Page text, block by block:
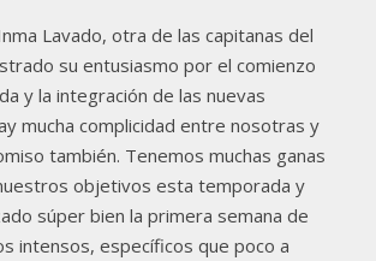
Lavado, otra de las capitanas del
su entusiasmo por el comienzo
y la integración de las nuevas
mucha complicidad entre nosotras y
también. Tenemos muchas ganas
objetivos esta temporada y
súper bien la primera semana de
intensos, específicos que poco a